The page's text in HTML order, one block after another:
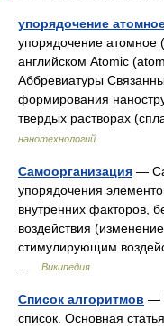
упорядочение
упорядочение атомное
английском Atomic
Аббревиатуры
формирования
твердых растворах
нанотехнологий
Самоорганизация —
упорядочения
внутренних факторов,
воздействия
стимулирующим
Википедия
Список алгоритмов —
список. Основная